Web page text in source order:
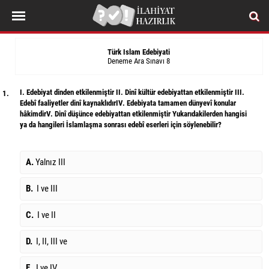
Türk Islam Edebiyati
Deneme Ara Sınavı 8
1.
I. Edebiyat dinden etkilenmiştir II. Dinî kültür edebiyattan etkilenmiştir III.
Edebî faaliyetler dinî kaynaklıdırIV. Edebiyata tamamen dünyevî konular
hâkimdirV. Dinî düşünce edebiyattan etkilenmiştir Yukarıdakilerden hangisi
ya da hangileri İslamlaşma sonrası edebî eserleri için söylenebilir?
A.Yalnız III
B. I ve III
C. I ve II
D. I, II, III ve